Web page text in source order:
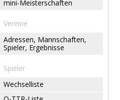
mini-Meisterschaften
Vereine
Adressen, Mannschaften,
Spieler, Ergebnisse
Spieler
Wechselliste